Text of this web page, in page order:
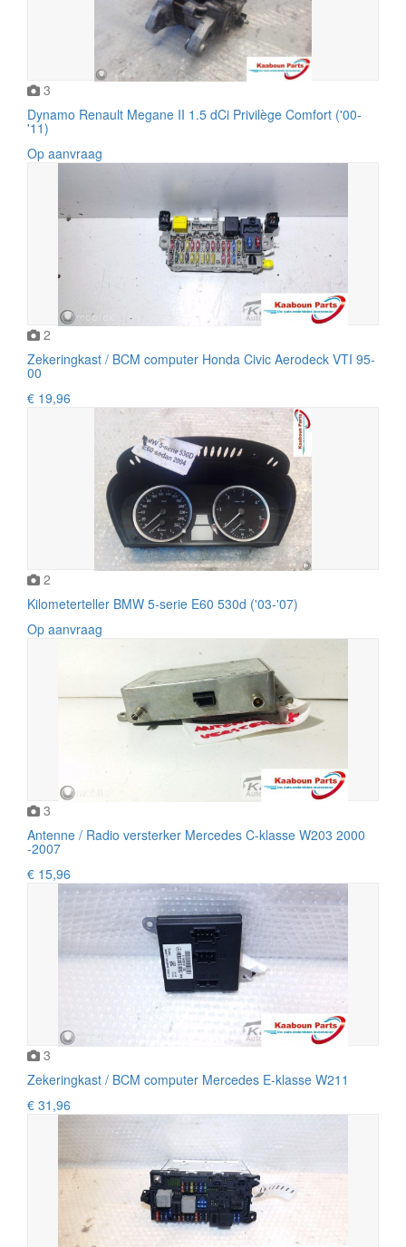
3
Dynamo Renault Megane II 1.5 dCi Privilège Comfort ('00-
'11)
Op aanvraag
2
Zekeringkast / BCM computer Honda Civic Aerodeck VTI 95-
00
€ 19,96
2
Kilometerteller BMW 5-serie E60 530d ('03-'07)
Op aanvraag
3
Antenne / Radio versterker Mercedes C-klasse W203 2000
-2007
€ 15,96
3
Zekeringkast / BCM computer Mercedes E-klasse W211
€ 31,96